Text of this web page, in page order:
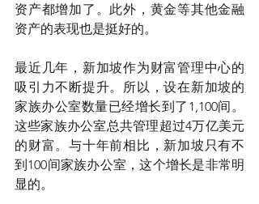
资产都增加了。此外，黄金等其他金融
资产的表现也是挺好的。
最近几年，新加坡作为财富管理中心的
吸引力不断提升。所以，设在新加坡的
家族办公室数量已经增长到了1,100间。
这些家族办公室总共管理超过4万亿美元
的财富。与十年前相比，新加坡只有不
到100间家族办公室，这个增长是非常明
显的。